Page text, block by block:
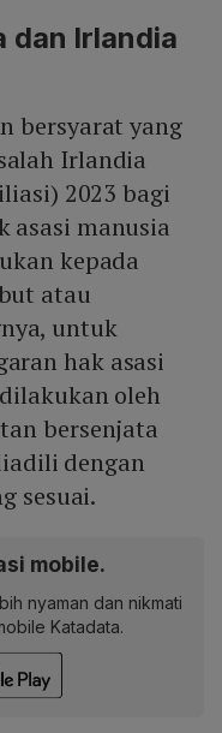
dan Irlandia
bersyarat yang
Irlandia
2023 bagi
asasi manusia
kepada
atau
untuk
hak asasi
oleh
bersenjata
dengan
sesuai.
mobile.
nyaman dan nikmati
Katadata.